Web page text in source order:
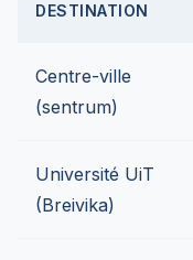
DESTINATION
Centre-ville
(sentrum)
Université UiT
(Breivika)